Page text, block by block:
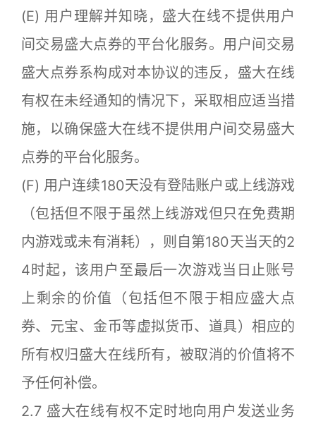
(E) 用户理解并知晓，盛大在线不提供用户
间交易盛大点券的平台化服务。用户间交易
盛大点券系构成对本协议的违反，盛大在线
有权在未经通知的情况下，采取相应适当措
施，以确保盛大在线不提供用户间交易盛大
点券的平台化服务。
(F) 用户连续180天没有登陆账户或上线游戏
（包括但不限于虽然上线游戏但只在免费期
内游戏或未有消耗），则自第180天当天的2
4时起，该用户至最后一次游戏当日止账号
上剩余的价值（包括但不限于相应盛大点
券、元宝、金币等虚拟货币、道具）相应的
所有权归盛大在线所有，被取消的价值将不
予任何补偿。
2.7 盛大在线有权不定时地向用户发送业务